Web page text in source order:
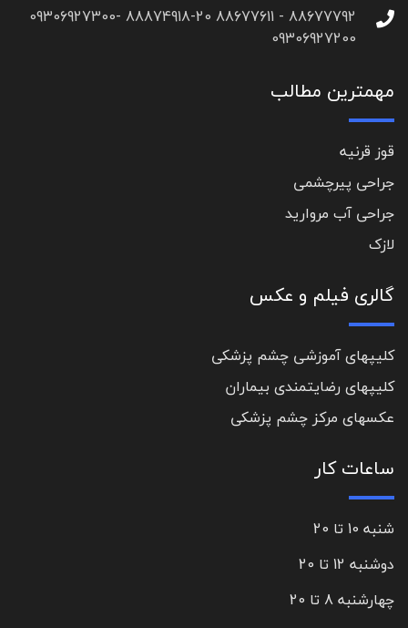
88677792 - 88677611 88874918-20 09306927300-
09306927200
مهمترین مطالب
قوز قرنیه
جراحی پیرچشمی
جراحی آب مروارید
لازک
گالری فیلم و عکس
کلیپهای آموزشی چشم پزشکی
کلیپهای رضایتمندی بیماران
عکسهای مرکز چشم پزشکی
ساعات کار
شنبه 10 تا 20
دوشنبه 12 تا 20
چهارشنبه 8 تا 20